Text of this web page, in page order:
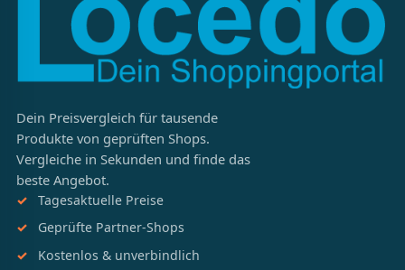
Dein Preisvergleich für tausende
Produkte von geprüften Shops.
Vergleiche in Sekunden und finde das
beste Angebot.
Tagesaktuelle Preise
Geprüfte Partner-Shops
Kostenlos & unverbindlich